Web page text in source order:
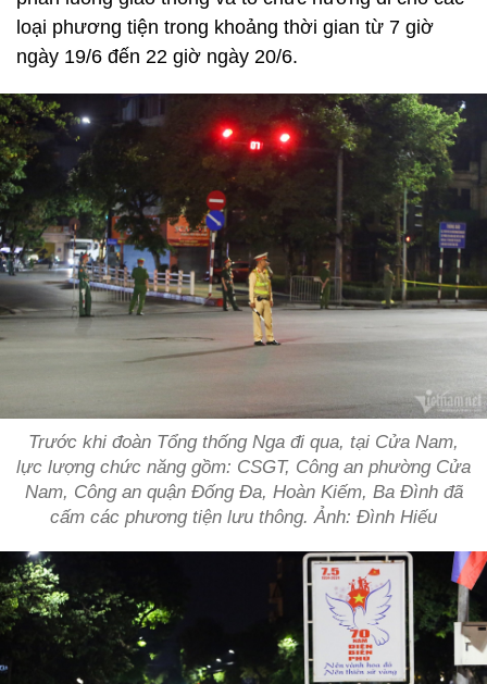
loại phương tiện trong khoảng thời gian từ 7 giờ
ngày 19/6 đến 22 giờ ngày 20/6.
Trước khi đoàn Tổng thống Nga đi qua, tại Cửa Nam,
lực lượng chức năng gồm: CSGT, Công an phường Cửa
Nam, Công an quận Đống Đa, Hoàn Kiếm, Ba Đình đã
cấm các phương tiện lưu thông. Ảnh: Đình Hiếu